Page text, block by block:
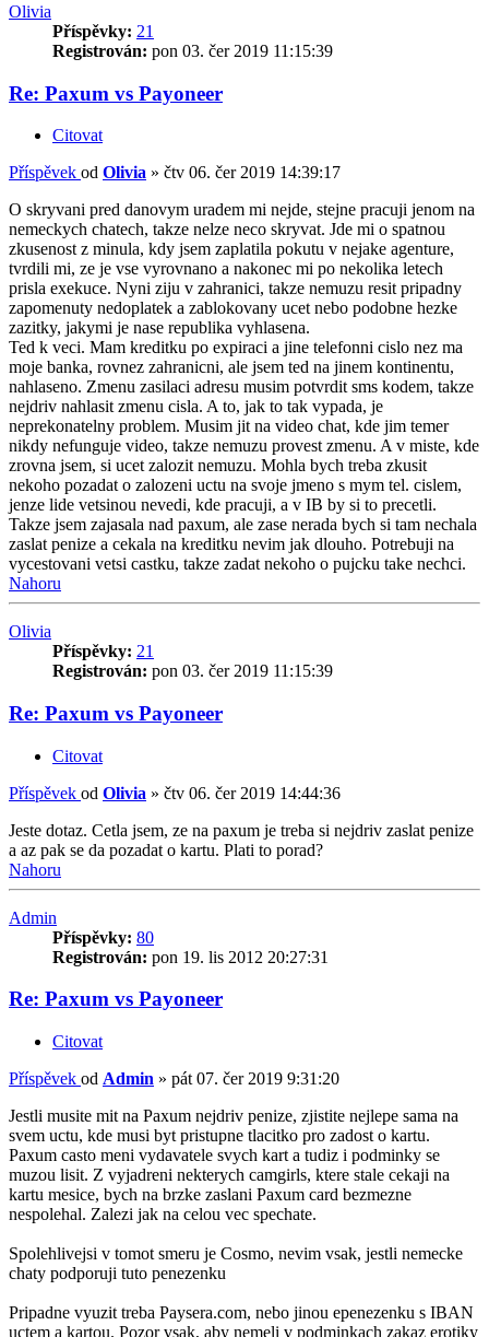
Olivia
Příspěvky: 21
Registrován: pon 03. čer 2019 11:15:39
Re: Paxum vs Payoneer
Citovat
Příspěvek od Olivia » čtv 06. čer 2019 14:39:17
O skryvani pred danovym uradem mi nejde, stejne pracuji jenom na
nemeckych chatech, takze nelze neco skryvat. Jde mi o spatnou
zkusenost z minula, kdy jsem zaplatila pokutu v nejake agenture,
tvrdili mi, ze je vse vyrovnano a nakonec mi po nekolika letech
prisla exekuce. Nyni ziju v zahranici, takze nemuzu resit pripadny
zapomenuty nedoplatek a zablokovany ucet nebo podobne hezke
zazitky, jakymi je nase republika vyhlasena.
Ted k veci. Mam kreditku po expiraci a jine telefonni cislo nez ma
moje banka, rovnez zahranicni, ale jsem ted na jinem kontinentu,
nahlaseno. Zmenu zasilaci adresu musim potvrdit sms kodem, takze
nejdriv nahlasit zmenu cisla. A to, jak to tak vypada, je
neprekonatelny problem. Musim jit na video chat, kde jim temer
nikdy nefunguje video, takze nemuzu provest zmenu. A v miste, kde
zrovna jsem, si ucet zalozit nemuzu. Mohla bych treba zkusit
nekoho pozadat o zalozeni uctu na svoje jmeno s mym tel. cislem,
jenze lide vetsinou nevedi, kde pracuji, a v IB by si to precetli.
Takze jsem zajasala nad paxum, ale zase nerada bych si tam nechala
zaslat penize a cekala na kreditku nevim jak dlouho. Potrebuji na
vycestovani vetsi castku, takze zadat nekoho o pujcku take nechci.
Nahoru
Olivia
Příspěvky: 21
Registrován: pon 03. čer 2019 11:15:39
Re: Paxum vs Payoneer
Citovat
Příspěvek od Olivia » čtv 06. čer 2019 14:44:36
Jeste dotaz. Cetla jsem, ze na paxum je treba si nejdriv zaslat penize
a az pak se da pozadat o kartu. Plati to porad?
Nahoru
Admin
Příspěvky: 80
Registrován: pon 19. lis 2012 20:27:31
Re: Paxum vs Payoneer
Citovat
Příspěvek od Admin » pát 07. čer 2019 9:31:20
Jestli musite mit na Paxum nejdriv penize, zjistite nejlepe sama na
svem uctu, kde musi byt pristupne tlacitko pro zadost o kartu.
Paxum casto meni vydavatele svych kart a tudiz i podminky se
muzou lisit. Z vyjadreni nekterych camgirls, ktere stale cekaji na
kartu mesice, bych na brzke zaslani Paxum card bezmezne
nespolehal. Zalezi jak na celou vec spechate.
Spolehlivejsi v tomot smeru je Cosmo, nevim vsak, jestli nemecke
chaty podporuji tuto penezenku
Pripadne vyuzit treba Paysera.com, nebo jinou epenezenku s IBAN
uctem a kartou. Pozor vsak, aby nemeli v podminkach zakaz erotiky